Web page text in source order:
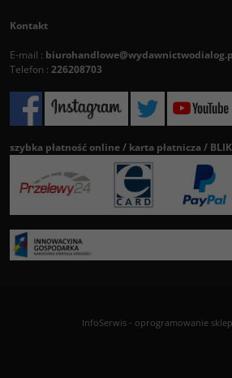
Kontakt
E-mail :
Telefon : 226208703
szybka płatność online / karta płatnicza / BLIK
InfoSerwis- oprogramowanie